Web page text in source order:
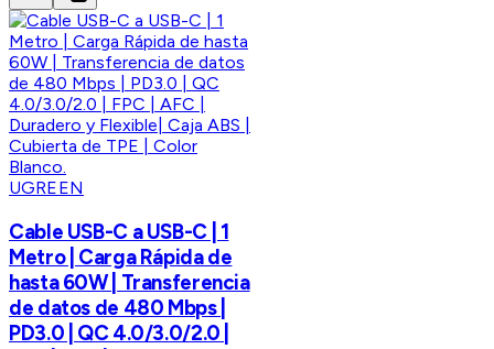
UGREEN
Cable USB-C a USB-C | 1
Metro | Carga Rápida de
hasta 60W | Transferencia
de datos de 480 Mbps |
PD3.0 | QC 4.0/3.0/2.0 |